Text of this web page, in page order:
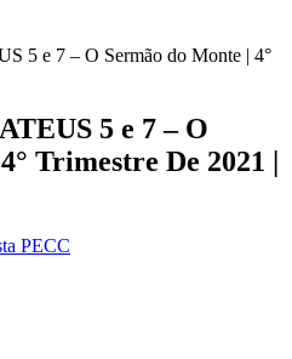
5 e 7 – O Sermão do Monte | 4°
5 e 7 – O
Trimestre De 2021 |
PECC